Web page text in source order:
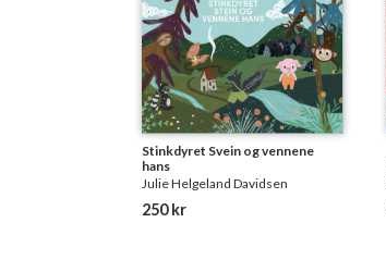
Stinkdyret Svein og vennene
hans
Julie Helgeland Davidsen
250 kr